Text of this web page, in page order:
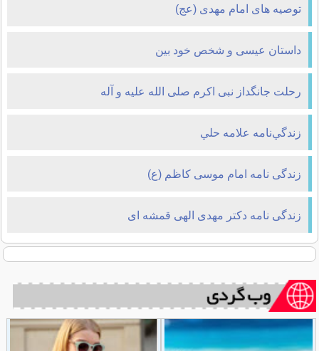
توصیه هاى امام مهدى (عج)
داستان عيسى و شخص خود بین
رحلت جانگداز نبی اکرم صلی الله علیه و آله
زندگي‌نامه علامه حلي
زندگی نامه امام موسی کاظم (ع)
زندگی نامه دکتر مهدی الهی قمشه ای